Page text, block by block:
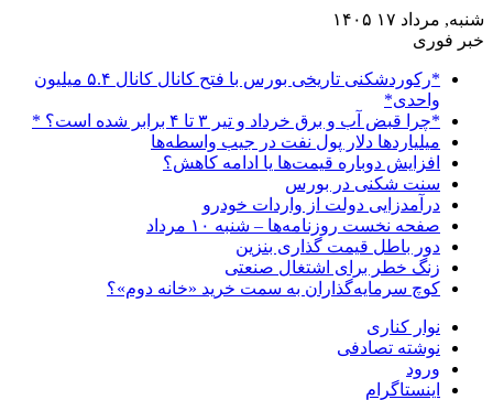
شنبه, مرداد ۱۷ ۱۴۰۵
خبر فوری
*رکوردشکنی تاریخی بورس با فتح کانال کانال ۵.۴ میلیون
واحدی*
*چرا قبض آب و برق خرداد و تیر ۳ تا ۴ برابر شده است؟ *
میلیاردها دلار پول نفت در جیب واسطه‌ها
افزایش دوباره قیمت‌ها یا ادامه کاهش؟
سنت شکنی در بورس
درآمدزایی دولت از واردات خودرو
صفحه نخست روزنامه‌ها – شنبه ۱۰ مرداد
دور باطل قیمت گذاری بنزین
زنگ خطر برای اشتغال صنعتی
کوچ سرمایه‌گذاران به سمت خرید «خانه دوم»؟
نوار کناری
نوشته تصادفی
ورود
اینستاگرام